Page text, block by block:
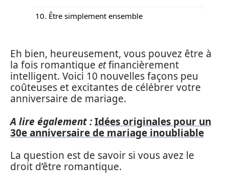
10. Être simplement ensemble
Eh bien, heureusement, vous pouvez être à
la fois romantique etfinancièrement
intelligent. Voici 10 nouvelles façons peu
coûteuses et excitantes de célébrer votre
anniversaire de mariage.
A lire également :Idées originales pour un
30e anniversaire de mariage inoubliable
La question est de savoir si vous avez le
droit d’être romantique.